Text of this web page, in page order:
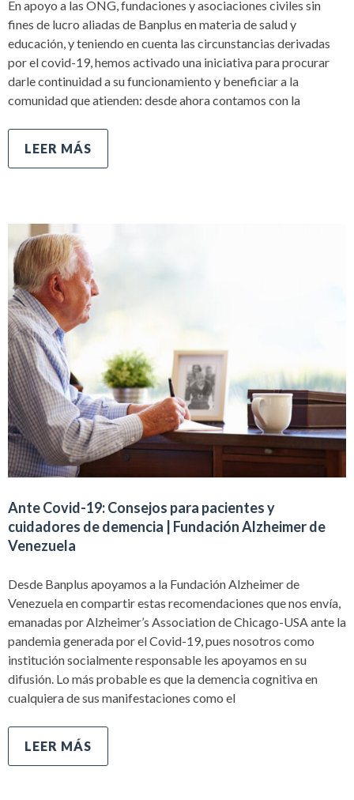
En apoyo a las ONG, fundaciones y asociaciones civiles sin
fines de lucro aliadas de Banplus en materia de salud y
educación, y teniendo en cuenta las circunstancias derivadas
por el covid-19, hemos activado una iniciativa para procurar
darle continuidad a su funcionamiento y beneficiar a la
comunidad que atienden: desde ahora contamos con la
LEER MÁS
Ante Covid-19: Consejos para pacientes y
cuidadores de demencia | Fundación Alzheimer de
Venezuela
Desde Banplus apoyamos a la Fundación Alzheimer de
Venezuela en compartir estas recomendaciones que nos envía,
emanadas por Alzheimer’s Association de Chicago-USA ante la
pandemia generada por el Covid-19, pues nosotros como
institución socialmente responsable les apoyamos en su
difusión. Lo más probable es que la demencia cognitiva en
cualquiera de sus manifestaciones como el
LEER MÁS